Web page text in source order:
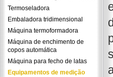
Termoseladora
Embaladora tridimensional
Máquina termoformadora
Máquina de enchimento de
copos automática
Máquina para fecho de latas
Equipamentos de medição